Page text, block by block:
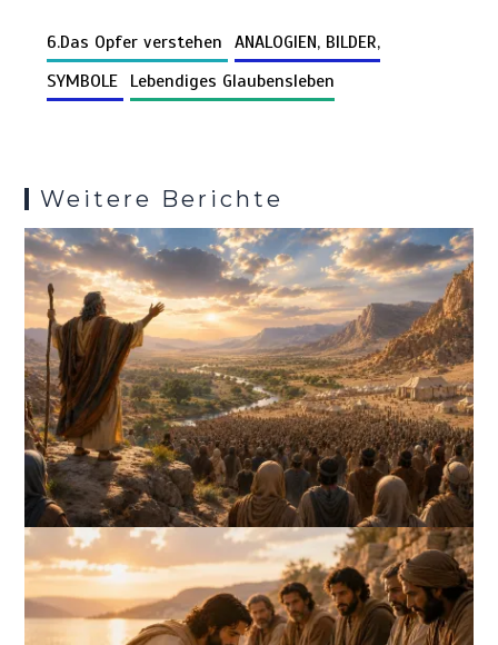
n
k
o
o
t
A
p
r
t
g
Pr
es
n
6.Das Opfer verstehen
ANALOGIEN, BILDER,
SYMBOLE Lebendiges Glaubensleben
Weitere Berichte